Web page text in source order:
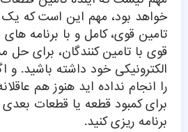
خواهد بود، مهم این است که یک
تامین قوی، کامل و با برنامه های
قوی با تامین کنندگان، برای
الکترونیکی خود داشته باشید. و
را انجام نداده اید هنوز هم
برای کمبود قطعه یا قطعات
برنامه ریزی کنید.